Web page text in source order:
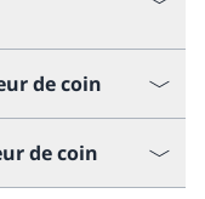
de coin
de coin